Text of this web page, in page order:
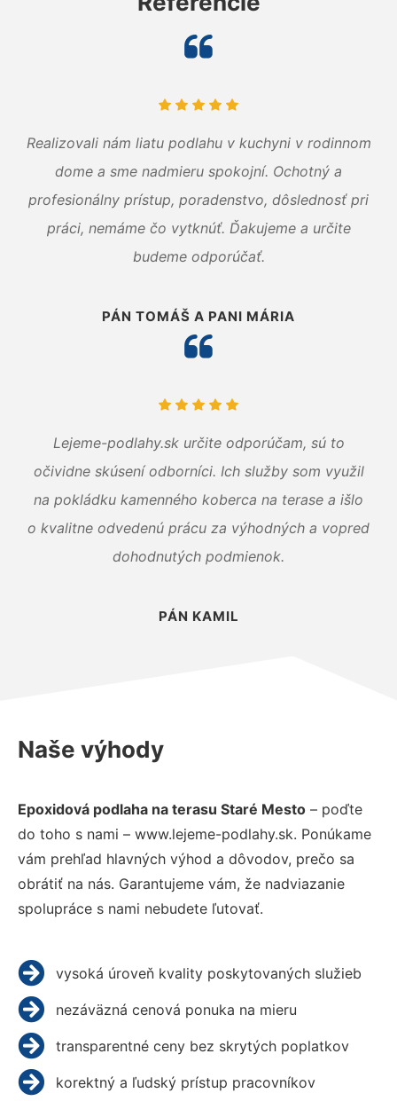
Realizovali nám liatu podlahu v kuchyni v rodinnom
dome a sme nadmieru spokojní. Ochotný a
profesionálny prístup, poradenstvo, dôslednosť pri
práci, nemáme čo vytknúť. Ďakujeme a určite
budeme odporúčať.
PÁN TOMÁŠ A PANI MÁRIA
Lejeme-podlahy.sk určite odporúčam, sú to
očividne skúsení odborníci. Ich služby som využil
na pokládku kamenného koberca na terase a išlo
o kvalitne odvedenú prácu za výhodných a vopred
dohodnutých podmienok.
PÁN KAMIL
Naše výhody
Epoxidová podlaha na terasu Staré Mesto – poďte
do toho s nami – www.lejeme-podlahy.sk. Ponúkame
vám prehľad hlavných výhod a dôvodov, prečo sa
obrátiť na nás. Garantujeme vám, že nadviazanie
spolupráce s nami nebudete ľutovať.
vysoká úroveň kvality poskytovaných služieb
nezáväzná cenová ponuka na mieru
transparentné ceny bez skrytých poplatkov
korektný a ľudský prístup pracovníkov